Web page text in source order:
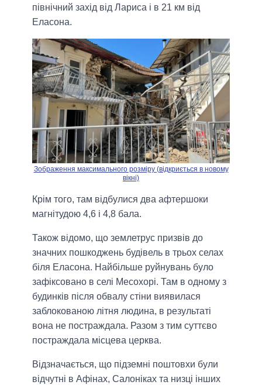
північний захід від Лариса і в 21 км від
Еласона.
Зображення максимального розміру (відкриється в новому
вікні)
Крім того, там відбулися два афтершоки
магнітудою 4,6 і 4,8 бала.
Також відомо, що землетрус призвів до
значних пошкоджень будівель в трьох селах
біля Еласона. Найбільше руйнувань було
зафіксовано в селі Месохорі. Там в одному з
будинків після обвалу стіни виявилася
заблокованою літня людина, в результаті
вона не постраждала. Разом з тим суттєво
постраждала місцева церква.
Відзначається, що підземні поштовхи були
відчутні в Афінах, Салоніках та низці інших